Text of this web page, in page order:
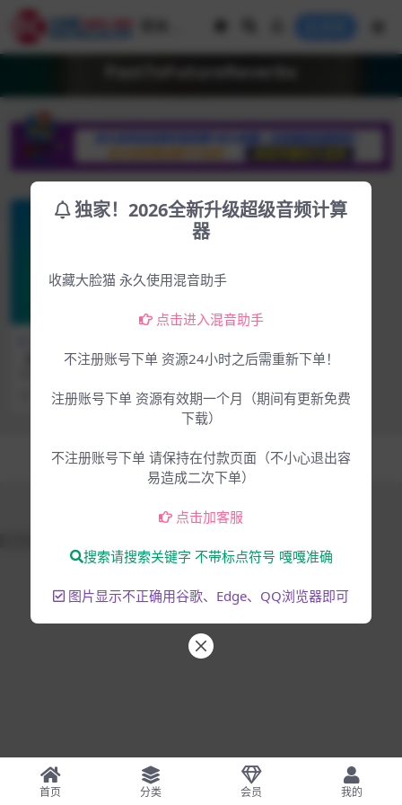
PastToFutureReverbs
【首发2023.9月全新风铃音
WAV 康泰克音源
3年前 662 4.99
Copyright © 2025 大脸猫-为音乐人服务- All rights reserved
混音编曲音乐制作
首页 分类 会员 我的
独家！2026全新升级超级音频计算
器
收藏大脸猫 永久使用混音助手
点击进入混音助手
不注册账号下单 资源24小时之后需重新下单！
注册账号下单 资源有效期一个月（期间有更新免费
下载）
不注册账号下单 请保持在付款页面（不小心退出容
易造成二次下单）
点击加客服
搜索请搜索关键字 不带标点符号 嘎嘎准确
图片显示不正确用谷歌、Edge、QQ浏览器即可